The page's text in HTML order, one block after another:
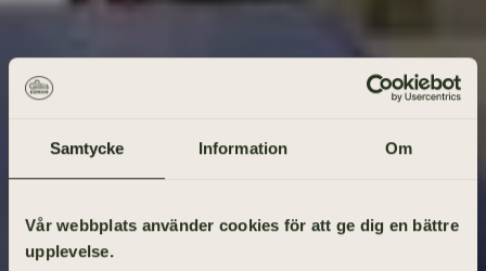
Samtycke Information Om
Vår webbplats använder cookies för att ge dig en bättre
upplevelse.
Gå på begravning